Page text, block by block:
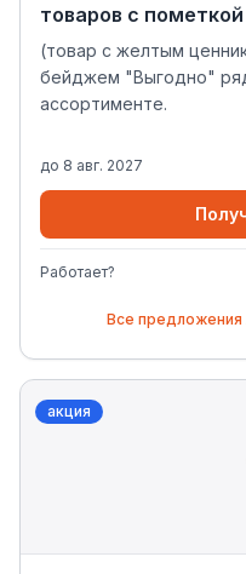
товаров с
(товар с желтым
бейджем "Выгодно"
ассортименте.
до 8 авг. 2027
Работает?
Все предложения
акция